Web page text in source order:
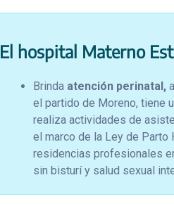
El hospital Materno
Brinda atención perinatal,
el partido de Moreno, tiene
realiza actividades de
el marco de la Ley de Parto
residencias profesionales
sin bisturí y salud sexual